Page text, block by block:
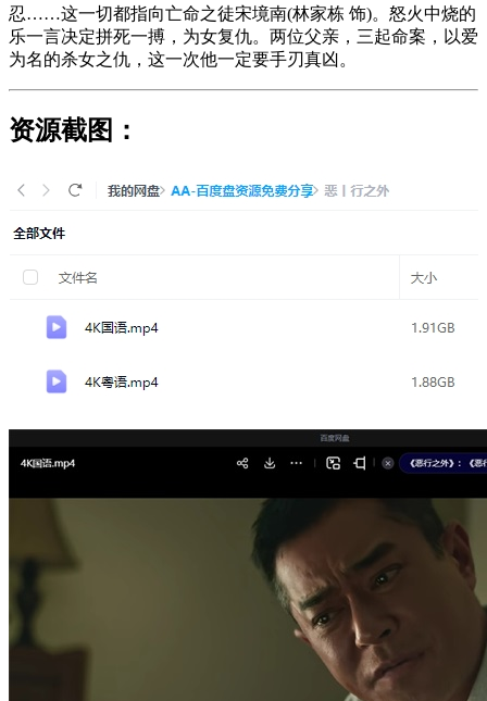
忍……这一切都指向亡命之徒宋境南(林家栋 饰)。怒火中烧的
乐一言决定拼死一搏，为女复仇。两位父亲，三起命案，以爱
为名的杀女之仇，这一次他一定要手刃真凶。
资源截图：